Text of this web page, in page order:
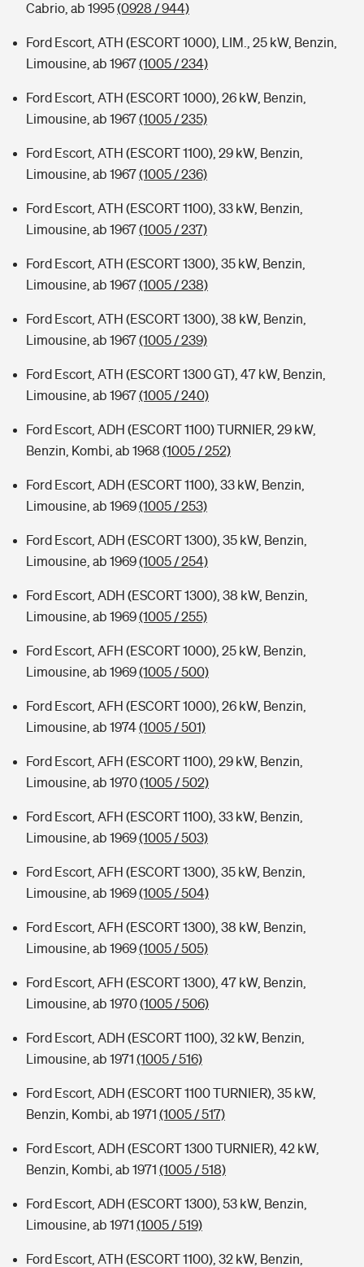
Cabrio, ab 1995(0928 / 944)
Ford Escort, ATH (ESCORT 1000), LIM., 25 kW, Benzin,
Limousine, ab 1967(1005 / 234)
Ford Escort, ATH (ESCORT 1000), 26 kW, Benzin,
Limousine, ab 1967(1005 / 235)
Ford Escort, ATH (ESCORT 1100), 29 kW, Benzin,
Limousine, ab 1967(1005 / 236)
Ford Escort, ATH (ESCORT 1100), 33 kW, Benzin,
Limousine, ab 1967(1005 / 237)
Ford Escort, ATH (ESCORT 1300), 35 kW, Benzin,
Limousine, ab 1967(1005 / 238)
Ford Escort, ATH (ESCORT 1300), 38 kW, Benzin,
Limousine, ab 1967(1005 / 239)
Ford Escort, ATH (ESCORT 1300 GT), 47 kW, Benzin,
Limousine, ab 1967(1005 / 240)
Ford Escort, ADH (ESCORT 1100) TURNIER, 29 kW,
Benzin, Kombi, ab 1968 (1005 / 252)
Ford Escort, ADH (ESCORT 1100), 33 kW, Benzin,
Limousine, ab 1969(1005 / 253)
Ford Escort, ADH (ESCORT 1300), 35 kW, Benzin,
Limousine, ab 1969(1005 / 254)
Ford Escort, ADH (ESCORT 1300), 38 kW, Benzin,
Limousine, ab 1969(1005 / 255)
Ford Escort, AFH (ESCORT 1000), 25 kW, Benzin,
Limousine, ab 1969(1005 / 500)
Ford Escort, AFH (ESCORT 1000), 26 kW, Benzin,
Limousine, ab 1974(1005 / 501)
Ford Escort, AFH (ESCORT 1100), 29 kW, Benzin,
Limousine, ab 1970(1005 / 502)
Ford Escort, AFH (ESCORT 1100), 33 kW, Benzin,
Limousine, ab 1969(1005 / 503)
Ford Escort, AFH (ESCORT 1300), 35 kW, Benzin,
Limousine, ab 1969(1005 / 504)
Ford Escort, AFH (ESCORT 1300), 38 kW, Benzin,
Limousine, ab 1969(1005 / 505)
Ford Escort, AFH (ESCORT 1300), 47 kW, Benzin,
Limousine, ab 1970(1005 / 506)
Ford Escort, ADH (ESCORT 1100), 32 kW, Benzin,
Limousine, ab 1971 (1005 / 516)
Ford Escort, ADH (ESCORT 1100 TURNIER), 35 kW,
Benzin, Kombi, ab 1971 (1005 / 517)
Ford Escort, ADH (ESCORT 1300 TURNIER), 42 kW,
Benzin, Kombi, ab 1971 (1005 / 518)
Ford Escort, ADH (ESCORT 1300), 53 kW, Benzin,
Limousine, ab 1971 (1005 / 519)
Ford Escort, ATH (ESCORT 1100), 32 kW, Benzin,